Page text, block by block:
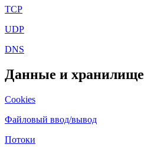
TCP
UDP
DNS
Данные и хранилище
Cookies
Файловый ввод/вывод
Потоки